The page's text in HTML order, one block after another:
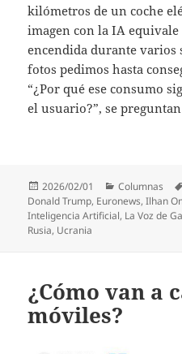
kilómetros de un coche
imagen con la IA
encendida durante varios
fotos pedimos hasta
“¿Por qué ese consumo
el usuario?”, se
Publicado
el
2026/02/01 Categorías
Columnas
Donald Trump, Euronews,Ilhan
Inteligencia Artificial, La Voz de
Rusia, Ucrania
¿Cómo van a
móviles?